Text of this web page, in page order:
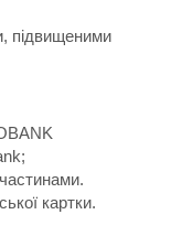
підвищеними
картки.